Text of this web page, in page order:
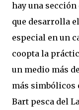
hay una
que desarrolla
especial en un
coopta la
un medio más
más simbólicos
Bart pesca del